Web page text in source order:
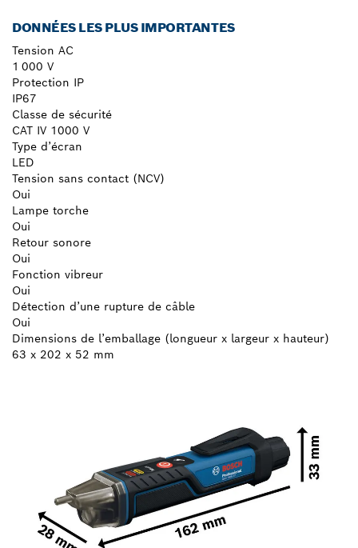
DONNÉES LES PLUS IMPORTANTES
Tension AC
1 000 V
Protection IP
IP67
Classe de sécurité
CAT IV 1000 V
Type d’écran
LED
Tension sans contact (NCV)
Oui
Lampe torche
Oui
Retour sonore
Oui
Fonction vibreur
Oui
Détection d’une rupture de câble
Oui
Dimensions de l’emballage (longueur x largeur x hauteur)
63 x 202 x 52 mm